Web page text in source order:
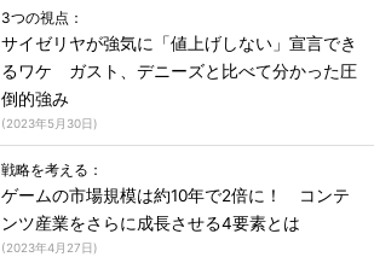
3つの視点：
サイゼリヤが強気に「値上げしない」宣言でき
るワケ ガスト、デニーズと比べて分かった圧
倒的強み
(2023年5月30日)
戦略を考える：
ゲームの市場規模は約10年で2倍に！ コンテ
ンツ産業をさらに成長させる4要素とは
(2023年4月27日)